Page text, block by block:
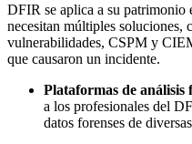
DFIR se aplica a su patrimonio
necesitan múltiples
vulnerabilidades, CSPM y
que causaron un incidente.
Plataformas de análisis
a los profesionales del
datos forenses de